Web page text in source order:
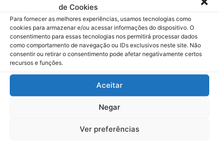
de Cookies
Para fornecer as melhores experiências, usamos tecnologias como
cookies para armazenar e/ou acessar informações do dispositivo. O
consentimento para essas tecnologias nos permitirá processar dados
como comportamento de navegação ou IDs exclusivos neste site. Não
consentir ou retirar o consentimento pode afetar negativamente certos
recursos e funções.
Aceitar
Negar
Ver preferências
Deixe uma resposta